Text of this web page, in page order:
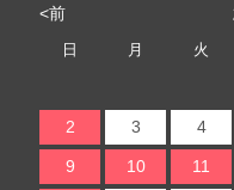
<前
日 月 火
2 3 4
9 10 11